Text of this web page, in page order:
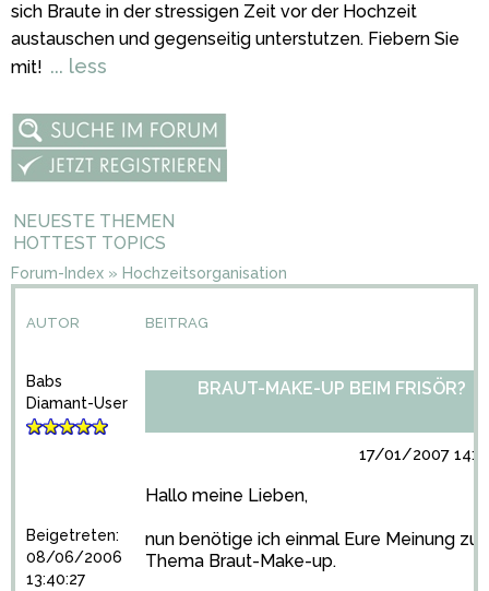
sich Braute in der stressigen Zeit vor der Hochzeit
austauschen und gegenseitig unterstutzen. Fiebern Sie
mit! ... less
NEUESTE THEMEN
HOTTEST TOPICS
Forum-Index » Hochzeitsorganisation
AUTOR BEITRAG
Babs
Diamant-User
Beigetreten:
08/06/2006
13:40:27
BRAUT-MAKE-UP BEIM FRISÖR?
17/01/2007
Hallo meine Lieben,
nun benötige ich einmal Eure Meinung
Thema Braut-Make-up.